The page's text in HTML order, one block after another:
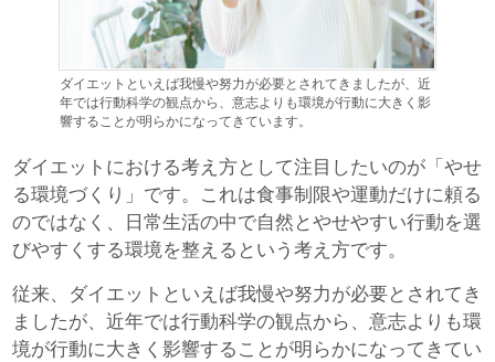
ダイエットといえば我慢や努力が必要とされてきましたが、近
年では行動科学の観点から、意志よりも環境が行動に大きく影
響することが明らかになってきています。
ダイエットにおける考え方として注目したいのが「やせ
る環境づくり」です。これは食事制限や運動だけに頼る
のではなく、日常生活の中で自然とやせやすい行動を選
びやすくする環境を整えるという考え方です。
従来、ダイエットといえば我慢や努力が必要とされてき
ましたが、近年では行動科学の観点から、意志よりも環
境が行動に大きく影響することが明らかになってきてい